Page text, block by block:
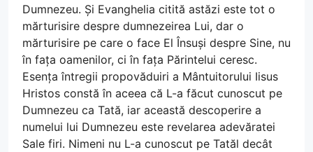
Dumnezeu. Și Evanghelia citită astăzi este tot o
mărturisire despre dumnezeirea Lui, dar o
mărturisire pe care o face El Însuși despre Sine, nu
în fața oamenilor, ci în fața Părintelui ceresc.
Esența întregii propovăduiri a Mântuitorului Iisus
Hristos constă în aceea că L-a făcut cunoscut pe
Dumnezeu ca Tată, iar această descoperire a
numelui lui Dumnezeu este revelarea adevăratei
Sale firi. Nimeni nu L-a cunoscut pe Tatăl decât